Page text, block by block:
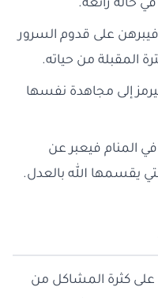
حالة رائعة.
فيبرهن على قدوم السرور
المقبلة من حياته.
فيرمز إلى مجاهدة نفسها
في المنام فيعبر عن
يقسمها الله بالعدل.
على كثرة المشاكل من